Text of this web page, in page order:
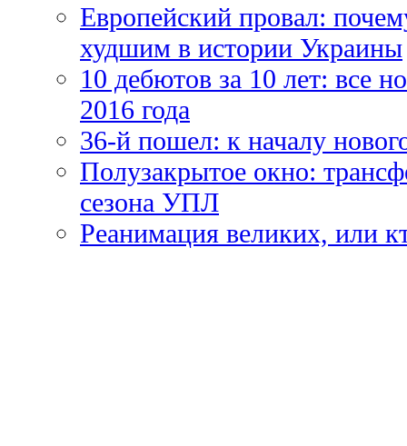
Европейский провал:
худшим в истории Украины
10 дебютов за 10 лет: все
2016 года
36-й пошел: к началу
Полузакрытое окно:
сезона УПЛ
Реанимация великих, или